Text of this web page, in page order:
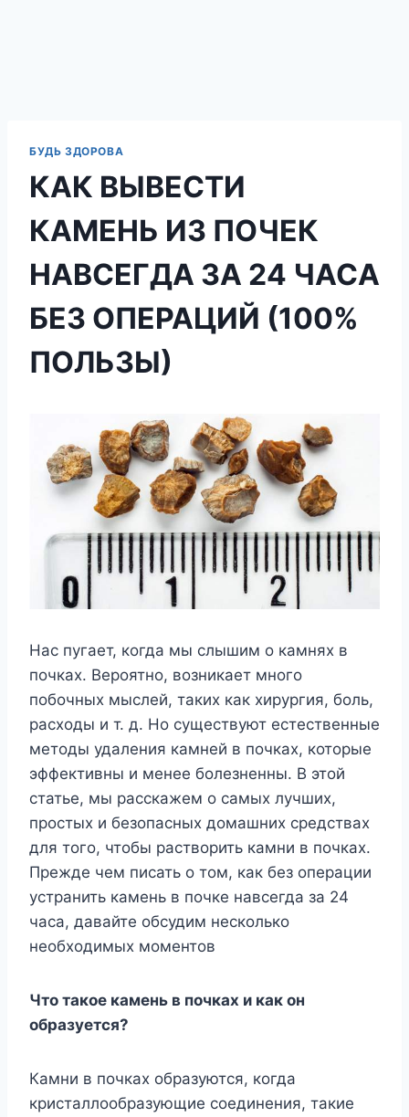
БУДЬ ЗДОРОВА
КАК ВЫВЕСТИ
КАМЕНЬ ИЗ ПОЧЕК
НАВСЕГДА ЗА 24 ЧАСА
БЕЗ ОПЕРАЦИЙ (100%
ПОЛЬЗЫ)
Нас пугает, когда мы слышим о камнях в
почках. Вероятно, возникает много
побочных мыслей, таких как хирургия, боль,
расходы и т. д. Но существуют естественные
методы удаления камней в почках, которые
эффективны и менее болезненны. В этой
статье, мы расскажем о самых лучших,
простых и безопасных домашних средствах
для того, чтобы растворить камни в почках.
Прежде чем писать о том, как без операции
устранить камень в почке навсегда за 24
часа, давайте обсудим несколько
необходимых моментов
Что такое камень в почках и как он
образуется?
Камни в почках образуются, когда
кристаллообразующие соединения, такие